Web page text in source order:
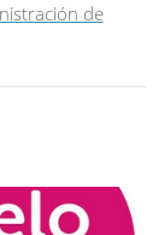
de